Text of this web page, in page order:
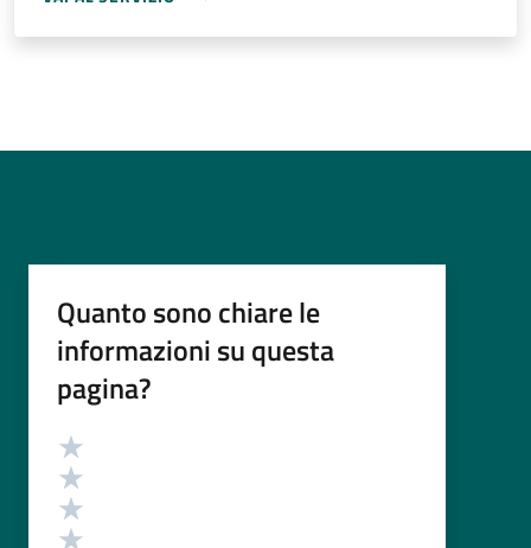
Quanto sono chiare le
informazioni su questa
pagina?
Valutazione